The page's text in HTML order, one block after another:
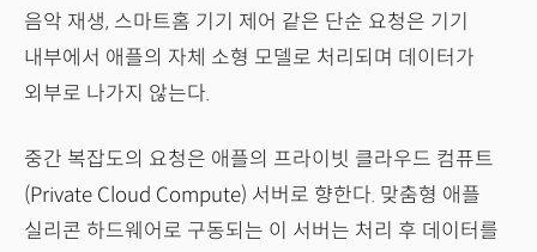
음악 재생, 스마트홈 기기 제어 같은 단순 요청은 기기
내부에서 애플의 자체 소형 모델로 처리되며 데이터가
외부로 나가지 않는다.
중간 복잡도의 요청은 애플의 프라이빗 클라우드 컴퓨트
(Private Cloud Compute) 서버로 향한다. 맞춤형 애플
실리콘 하드웨어로 구동되는 이 서버는 처리 후 데이터를